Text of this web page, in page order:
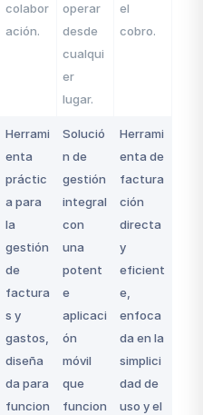
colabor
ación.
operar
desde
cualqui
er
lugar.
el
cobro.
Herrami
enta
práctic
a para
la
gestión
de
factura
s y
gastos,
diseña
da para
funcion
Solució
n de
gestión
integral
con
una
potent
e
aplicaci
ón
móvil
que
funcion
Herrami
enta de
factura
ción
directa
y
eficient
e,
enfoca
da en la
simplici
dad de
uso y el